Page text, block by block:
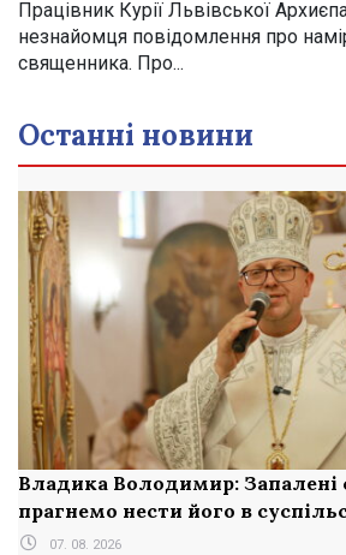
Працівник Курії Львівської
незнайомця повідомлення про
священника. Про...
Останні новини
Владика Володимир: Запалені
прагнемо нести його в
07. 08. 2026